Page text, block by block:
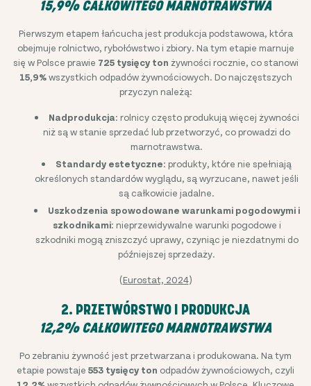
15,9% CAŁKOWITEGO MARNOTRAWSTWA
Pierwszym etapem łańcucha jest produkcja podstawowa, która
obejmuje rolnictwo, rybołówstwo i zbiory. Na tym etapie marnuje
się w Polsce prawie 725 tysięcy ton żywności rocznie, co stanowi
15,9%wszystkich odpadów żywnościowych. Do najczęstszych
przyczyn należą:
Nadprodukcja: rolnicy często produkują więcej żywności
niż są w stanie sprzedać lub przetworzyć, co prowadzi do
marnotrawstwa.
Standardy estetyczne: produkty, które nie spełniają
określonych standardów wyglądu, są wyrzucane, nawet jeśli
są całkowicie jadalne.
Uszkodzenia spowodowane warunkami pogodowymi i
szkodnikami: nieprzewidywalne warunki pogodowe i
szkodniki mogą zniszczyć uprawy, czyniąc je niezdatnymi do
późniejszej sprzedaży.
(Eurostat, 2024)
2. PRZETWÓRSTWO I PRODUKCJA
12,2% CAŁKOWITEGO MARNOTRAWSTWA
Po zebraniu żywność jest przetwarzana i produkowana. Na tym
etapie powstaje 553 tysięcy ton odpadów żywnościowych, czyli